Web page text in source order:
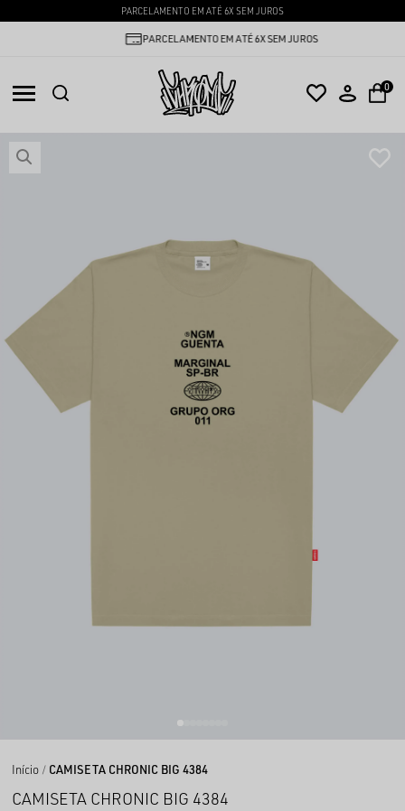
PARCELAMENTO EM ATÉ 6X SEM JUROS
PARCELAMENTO EM ATÉ 6X SEM JUROS
0
Início CAMISETA CHRONIC BIG 4384
CAMISETA CHRONIC BIG 4384